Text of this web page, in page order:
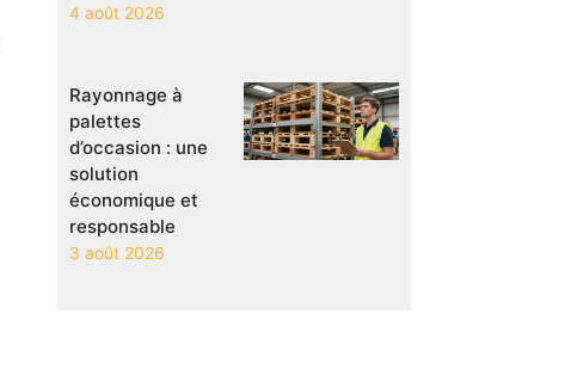
4 août 2026
Rayonnage à
palettes
d’occasion : une
solution
économique et
responsable
3 août 2026